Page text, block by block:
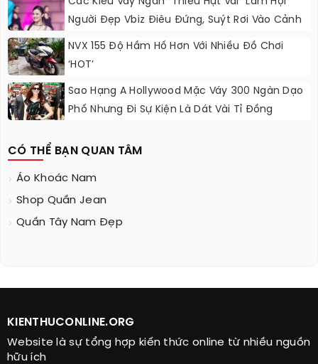
Người Đẹp Vbiz Điêu Đứng, Suýt Rơi Vào Cảnh
NVX 155 Độ Hầm Hố Hơn Với Nhiều Đồ Chơi
‘HOT’
Sao Hạng A Hollywood Mặc Váy 300 Ngàn Dạo
Phố Nhưng Đi Sự Kiện Là Dát Vài Tỉ Đồng
CÓ THỂ BẠN QUAN TÂM
Áo Khoác Nam
Shop Quần Jean
Quần Tây Nam Đẹp
KIENTHUCONLINE.ORG
Website là sự tổng hợp kiến thức online từ nhiều nguồn
hữu ích